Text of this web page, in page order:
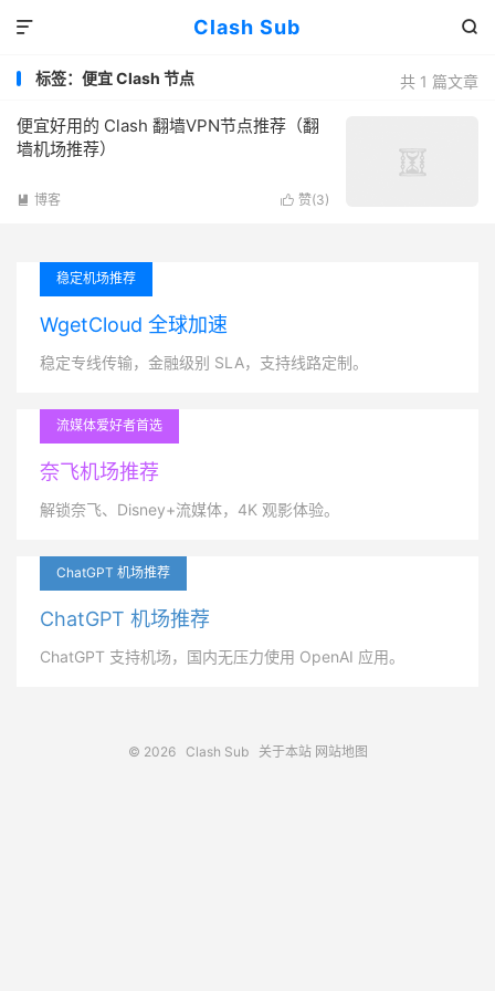
Clash Sub 

共 1 篇文章
标签：便宜 Clash 节点
便宜好用的 Clash 翻墙VPN节点推荐（翻
墙机场推荐）
 赞(3)
 博客
稳定机场推荐
WgetCloud 全球加速
稳定专线传输，金融级别 SLA，支持线路定制。
流媒体爱好者首选
奈飞机场推荐
解锁奈飞、Disney+流媒体，4K 观影体验。
ChatGPT 机场推荐
ChatGPT 机场推荐
ChatGPT 支持机场，国内无压力使用 OpenAI 应用。
© 2026 Clash Sub 关于本站 网站地图